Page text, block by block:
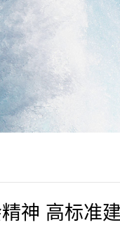
神 高标准